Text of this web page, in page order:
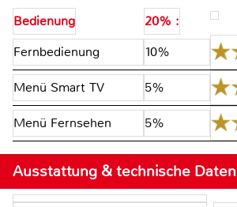
Bedienung
20% :
Fernbedienung
10%
Menü Smart TV 5%
Menü Fernsehen 5%
Ausstattung & technische Daten